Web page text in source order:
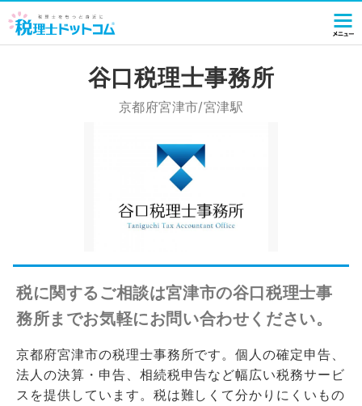
谷口税理士事務所
京都府宮津市/宮津駅
税に関するご相談は宮津市の谷口税理士事
務所までお気軽にお問い合わせください。
京都府宮津市の税理士事務所です。個人の確定申告、
法人の決算・申告、相続税申告など幅広い税務サービ
スを提供しています。税は難しくて分かりにくいもの